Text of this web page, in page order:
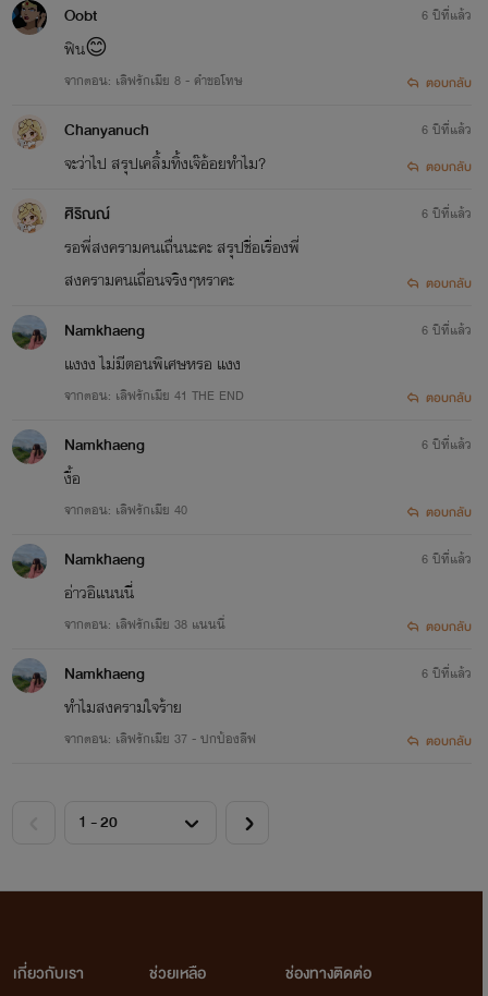
Oobt
ฟิน😊
จากตอน: เลิฟรักเมีย 8 - คำขอโทษ
6 ปีที่แล้ว
ตอบกลับ
Chanyanuch
จะว่าไป สรุปเคลิ้มทิ้งเจ๊อ้อยทำไม?
6 ปีที่แล้ว
ตอบกลับ
ศิริณณ์
รอพี่สงครามคนเถื่นนะคะ สรุปชื่อเรื่องพี่
สงครามคนเถื่อนจริงๆหราคะ
6 ปีที่แล้ว
ตอบกลับ
Namkhaeng
แงงง ไม่มีตอนพิเศษหรอ แงง
จากตอน: เลิฟรักเมีย 41 THE END
6 ปีที่แล้ว
ตอบกลับ
Namkhaeng
งื้อ
จากตอน: เลิฟรักเมีย 40
6 ปีที่แล้ว
ตอบกลับ
Namkhaeng
อ่าวอิเเนนนี่
จากตอน: เลิฟรักเมีย 38 แนนนี่
6 ปีที่แล้ว
ตอบกลับ
Namkhaeng
ทำไมสงครามใจร้าย
จากตอน: เลิฟรักเมีย 37 - ปกป้องลีฟ
6 ปีที่แล้ว
ตอบกลับ
เกี่ยวกับเรา
ช่วยเหลือ
ช่องทางติดต่อ